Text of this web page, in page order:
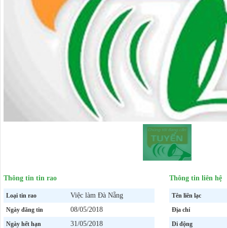
Thông tin tin rao
Loại tin rao Việc làm Đà Nẵng
Ngày đăng tin 08/05/2018
Ngày hết hạn 31/05/2018
Thông tin liên hệ
Tên liên lạc
Địa chỉ
Di động